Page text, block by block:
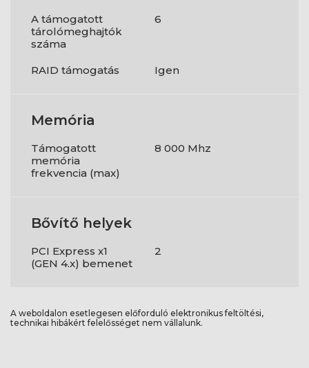
A támogatott
tárolómeghajtók
száma
6
RAID támogatás Igen
Memória
Támogatott
memória
frekvencia (max)
8 000 Mhz
Bővítő helyek
PCI Express x1
(GEN 4.x) bemenet
2
A weboldalon esetlegesen előforduló elektronikus feltöltési,
technikai hibákért felelősséget nem vállalunk.